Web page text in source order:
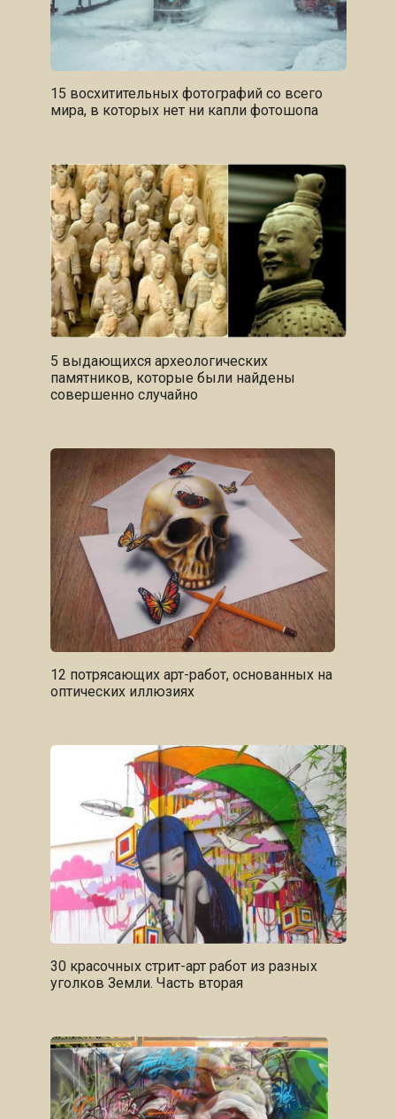
15 восхитительных фотографий со всего
мира, в которых нет ни капли фотошопа
5 выдающихся археологических
памятников, которые были найдены
совершенно случайно
12 потрясающих арт-работ, основанных на
оптических иллюзиях
30 красочных стрит-арт работ из разных
уголков Земли. Часть вторая